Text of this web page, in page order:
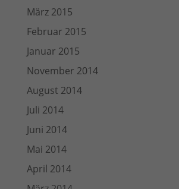
März 2015
Februar 2015
Januar 2015
November 2014
August 2014
Juli 2014
Juni 2014
Mai 2014
April 2014